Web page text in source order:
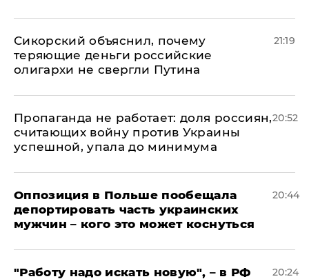
Сикорский объяснил, почему
теряющие деньги российские
олигархи не свергли Путина
21:19
​Пропаганда не работает: доля россиян,
считающих войну против Украины
успешной, упала до минимума
20:52
Оппозиция в Польше пообещала
депортировать часть украинских
мужчин – кого это может коснуться
20:44
"Работу надо искать новую", – в РФ
20:24